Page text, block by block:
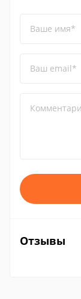
Ваше имя*
Ваш email*
Отзывы